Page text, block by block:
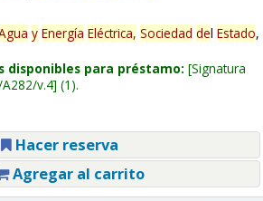
y Energía Eléctrica, Sociedad del Estado,
disponibles para préstamo: Signatura
v.4 (1).
Hacer reserva
Agregar al carrito